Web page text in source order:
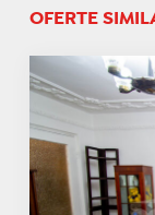
OFERTE